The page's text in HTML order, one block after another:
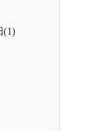
(1)